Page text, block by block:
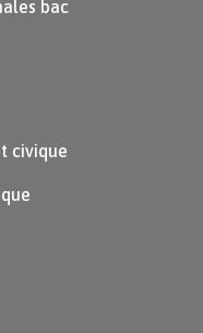
bac
civique